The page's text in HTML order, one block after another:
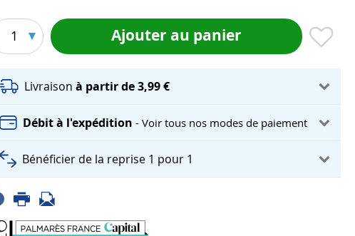
1 Ajouter au panier
Livraisonà partir de 3,99 €
Débit à l'expédition- Voir tous nos modes de paiement
Bénéficier de la reprise 1 pour 1